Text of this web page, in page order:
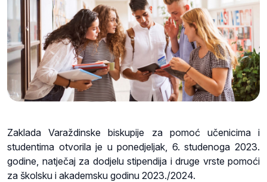
Zaklada Varaždinske biskupije za pomoć učenicima i
studentima otvorila je u ponedjeljak, 6. studenoga 2023.
godine, natječaj za dodjelu stipendija i druge vrste pomoći
za školsku i akademsku godinu 2023./2024.